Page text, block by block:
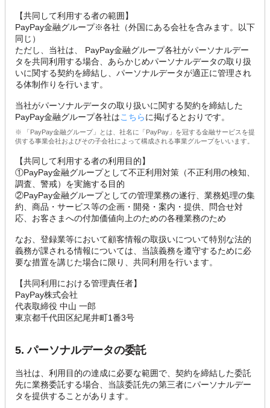
【共同して利用する者の範囲】
PayPay金融グループ※各社（外国にある会社を含みます。以下
同じ）
ただし、当社は、 PayPay金融グループ各社がパーソナルデー
タを共同利用する場合、あらかじめパーソナルデータの取り扱
いに関する契約を締結し、パーソナルデータが適正に管理され
る体制作りを行います。
当社がパーソナルデータの取り扱いに関する契約を締結した
PayPay金融グループ各社はこちらに掲げるとおりです。
※ 「PayPay金融グループ」とは、社名に「PayPay」を冠する金融サービスを提
供する事業会社およびその子会社によって構成される事業グループをいいます。
【共同して利用する者の利用目的】
①PayPay金融グループとして不正利用対策（不正利用の検知、
調査、警戒）を実施する目的
②PayPay金融グループとしての管理業務の遂行、業務処理の集
約、商品・サービス等の企画・開発・案内・提供、問合せ対
応、お客さまへの付加価値向上のための各種業務のため
なお、登録業等において顧客情報の取扱いについて特別な法的
義務が課される情報については、当該義務を遵守するために必
要な措置を講じた場合に限り、共同利用を行います。
【共同利用における管理責任者】
PayPay株式会社
代表取締役 中山 一郎
東京都千代田区紀尾井町1番3号
5. パーソナルデータの委託
当社は、利用目的の達成に必要な範囲で、契約を締結した委託
先に業務委託する場合、当該委託先の第三者にパーソナルデー
タを提供することがあります。